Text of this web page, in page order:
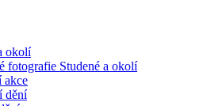
okolí
fotografie Studené a okolí
akce
dění